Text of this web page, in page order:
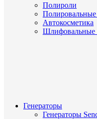
Полироли
Полировальные
Автокосметика
Шлифовальные
Генераторы
Генераторы